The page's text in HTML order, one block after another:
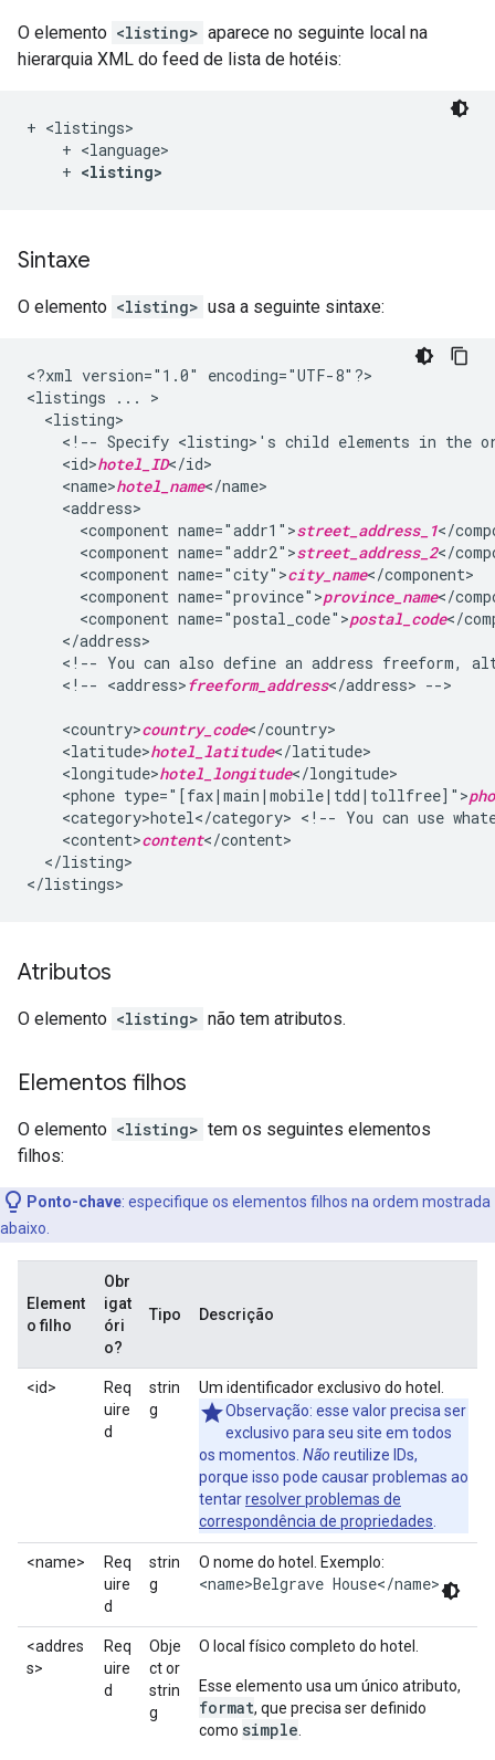
O elemento <listing> aparece no seguinte local na
hierarquia XML do feed de lista de hotéis:
+ <listings>
    + <language>
    +
<listing>
Sintaxe
O elemento <listing> usa a seguinte sintaxe:
<?xml version="1.0"
encoding="UTF-8"?>
<listings
...
<!-- Specify <listing>'s child elements in the
<id>hotel_ID
<name>hotel_name
<component name="addr1">street_address_1
<component name="addr2">street_address_2
<component name="city">city_name
<component name="province">province_name
<component name="postal_code">postal_code
<!-- You can also define an address freeform,
<!-- <address>freeform_address</address> -->
<country>country_code
<latitude>hotel_latitude
<longitude>hotel_longitude
<phone type="[fax|main|mobile|tdd|tollfree]">
<category>hotel</category> <!-- You can use
<content>content
</listing>
Atributos
O elemento <listing> não tem atributos.
Elementos filhos
O elemento <listing> tem os seguintes elementos
filhos:
Ponto-chave: especifique os elementos filhos na ordem mostrada
abaixo.
Element
o filho
Obr
igat
óri
o?
Tipo Descrição
<id>
Req
uire
d
strin
g
Um identificador exclusivo do hotel.
Observação: esse valor precisa ser
exclusivo para seu site em todos
os momentos. Não reutilize IDs,
porque isso pode causar problemas ao
tentarresolver problemas de
correspondência de propriedades
<name>
Req
uire
d
strin
g
O nome do hotel. Exemplo:
<name>Belgrave House</name>
<addres
s>
Req
uire
d
Obje
ct or
strin
g
O local físico completo do hotel.
Esse elemento usa um único atributo,
format, que precisa ser definido
como simple